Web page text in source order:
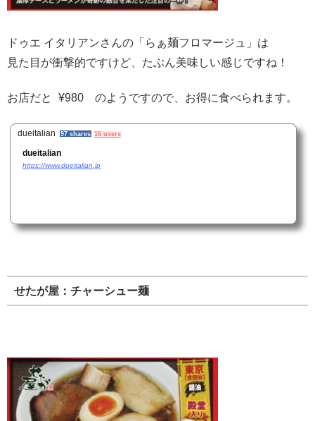
ドゥエ イタリアンさんの「らぁ麺フロマージュ」は
見た目が衝撃的ですけど、たぶん美味しい感じですね！
お店だと ¥980 のようですので、お得に食べられます。
dueitalian 97 shares 16 users
dueitalian
https://www.dueitalian.jp
せたが屋：チャーシュー麺